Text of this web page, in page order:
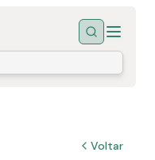
BuscarMenu
Voltar